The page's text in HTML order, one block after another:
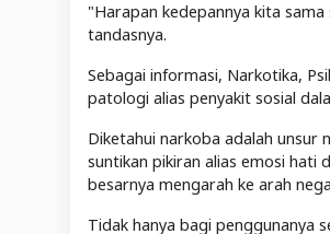
"Harapan kedepannya kita
tandasnya.
Sebagai informasi, Narkotika,
patologi alias penyakit sosial
Diketahui narkoba adalah unsur
suntikan pikiran alias emosi hati
besarnya mengarah ke arah
Tidak hanya bagi penggunanya